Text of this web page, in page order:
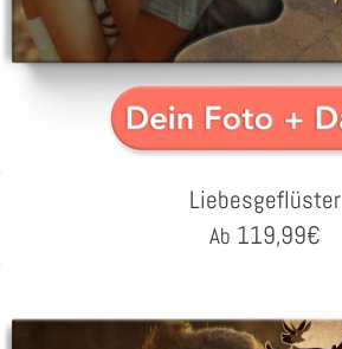
Liebesgeflüster
Ab 119,99€